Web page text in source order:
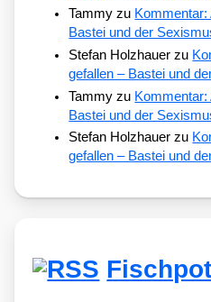
Tammy zu Kommentar:
Bastei und der
Stefan Holzhauer zu
gefallen – Bastei und
Tammy zu Kommentar:
Bastei und der
Stefan Holzhauer zu
gefallen – Bastei und